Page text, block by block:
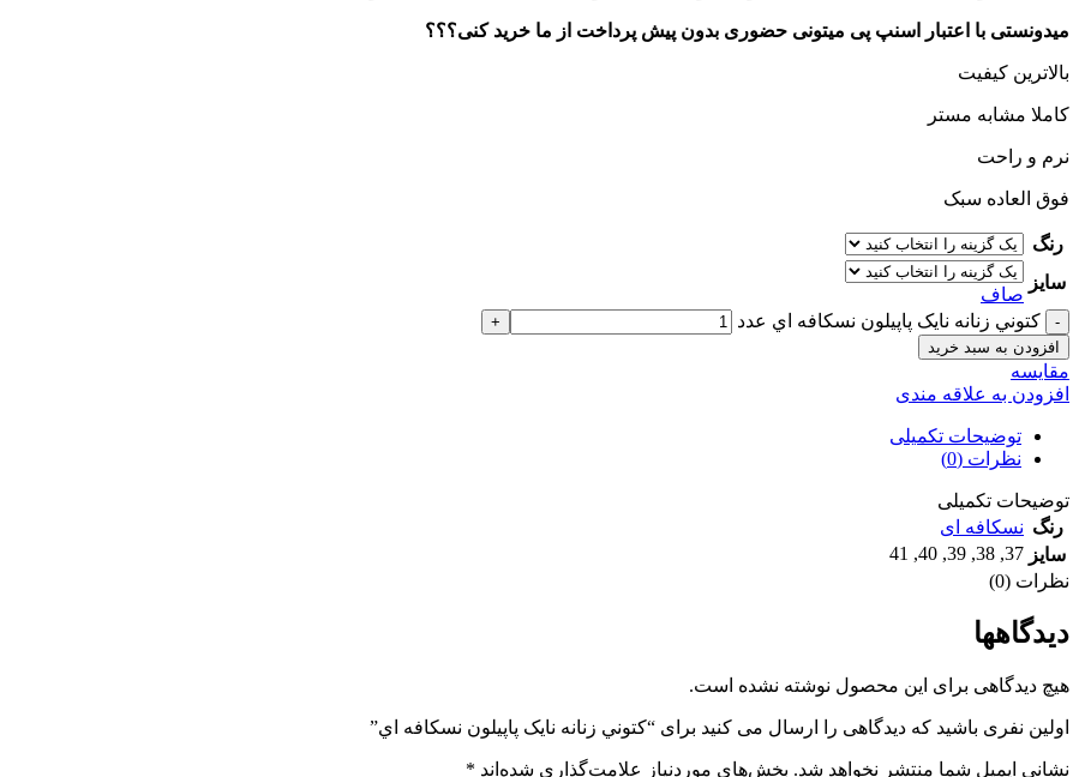
میدونستی با اعتبار اسنپ پی میتونی حضوری بدون پیش پرداخت از ما خرید کنی؟؟؟
بالاترین کیفیت
کاملا مشابه مستر
نرم و راحت
فوق العاده سبک
رنگ
سایز
صاف
کتوني زنانه نايک پاپيلون نسکافه اي عدد
افزودن به سبد خرید
مقايسه
افزودن به علاقه مندی
توضیحات تکمیلی
نظرات (0)
توضیحات تکمیلی
رنگ نسکافه ای
سایز 37
,
38
,
39
,
40
,
41
نظرات (0)
دیدگاهها
هیچ دیدگاهی برای این محصول نوشته نشده است.
اولین نفری باشید که دیدگاهی را ارسال می کنید برای “کتوني زنانه نايک پاپيلون نسکافه اي”
نشانی ایمیل شما منتشر نخواهد شد. بخش‌های موردنیاز علامت‌گذاری شده‌اند *